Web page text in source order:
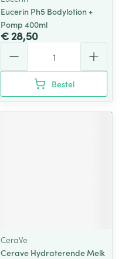
Eucerin Ph5 Bodylotion +
Pomp 400ml
€ 28,50
Bestel
CeraVe
Cerave Hydraterende Melk